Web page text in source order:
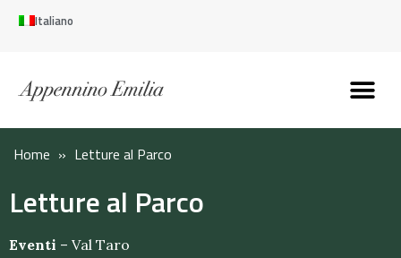
Italiano
Home » Letture al Parco
Letture al Parco
Eventi – Val Taro